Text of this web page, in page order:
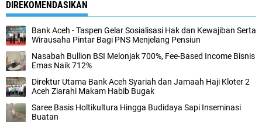
DIREKOMENDASIKAN
Bank Aceh - Taspen Gelar Sosialisasi Hak dan Kewajiban Serta
Wirausaha Pintar Bagi PNS Menjelang Pensiun
Nasabah Bullion BSI Melonjak 700%, Fee-Based Income Bisnis
Emas Naik 712%
Direktur Utama Bank Aceh Syariah dan Jamaah Haji Kloter 2
Aceh Ziarahi Makam Habib Bugak
Saree Basis Holtikultura Hingga Budidaya Sapi Inseminasi
Buatan